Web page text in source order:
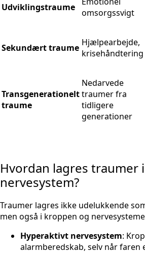
Udviklingstraume omsorgssvigt
Sekundært traume Hjælpearbejde,
krisehåndtering
Transgenerationelt
traume
Nedarvede
traumer fra
tidligere
generationer
Hvordan lagres traumer
nervesystem?
Traumer lagres ikke udelukkende
men også i kroppen og
Hyperaktivt nervesystem:
alarmberedskab, selv når faren